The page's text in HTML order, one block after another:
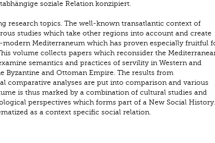
soziale Relation konzipiert.
research topics. The well-known transatlantic context of
studies which take other regions into account and create
Mediterraneum which has proven especially fruitful
volume collects papers which reconsider the
semantics and practices of servility in Western and
Byzantine and Ottoman Empire. The results from
comparative analyses are put into comparison and various
is thus marked by a combination of cultural studies and
perspectives which forms part of a New Social History.
as a context specific social relation.